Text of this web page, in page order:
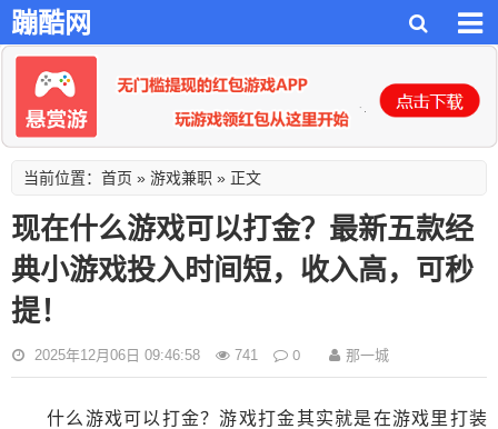
蹦酷网
当前位置： 首页 » 游戏兼职 » 正文
现在什么游戏可以打金？最新五款经
典小游戏投入时间短，收入高，可秒
提！
2025年12月06日 09:46:58 741 0 那一城
什么游戏可以打金？游戏打金其实就是在游戏里打装